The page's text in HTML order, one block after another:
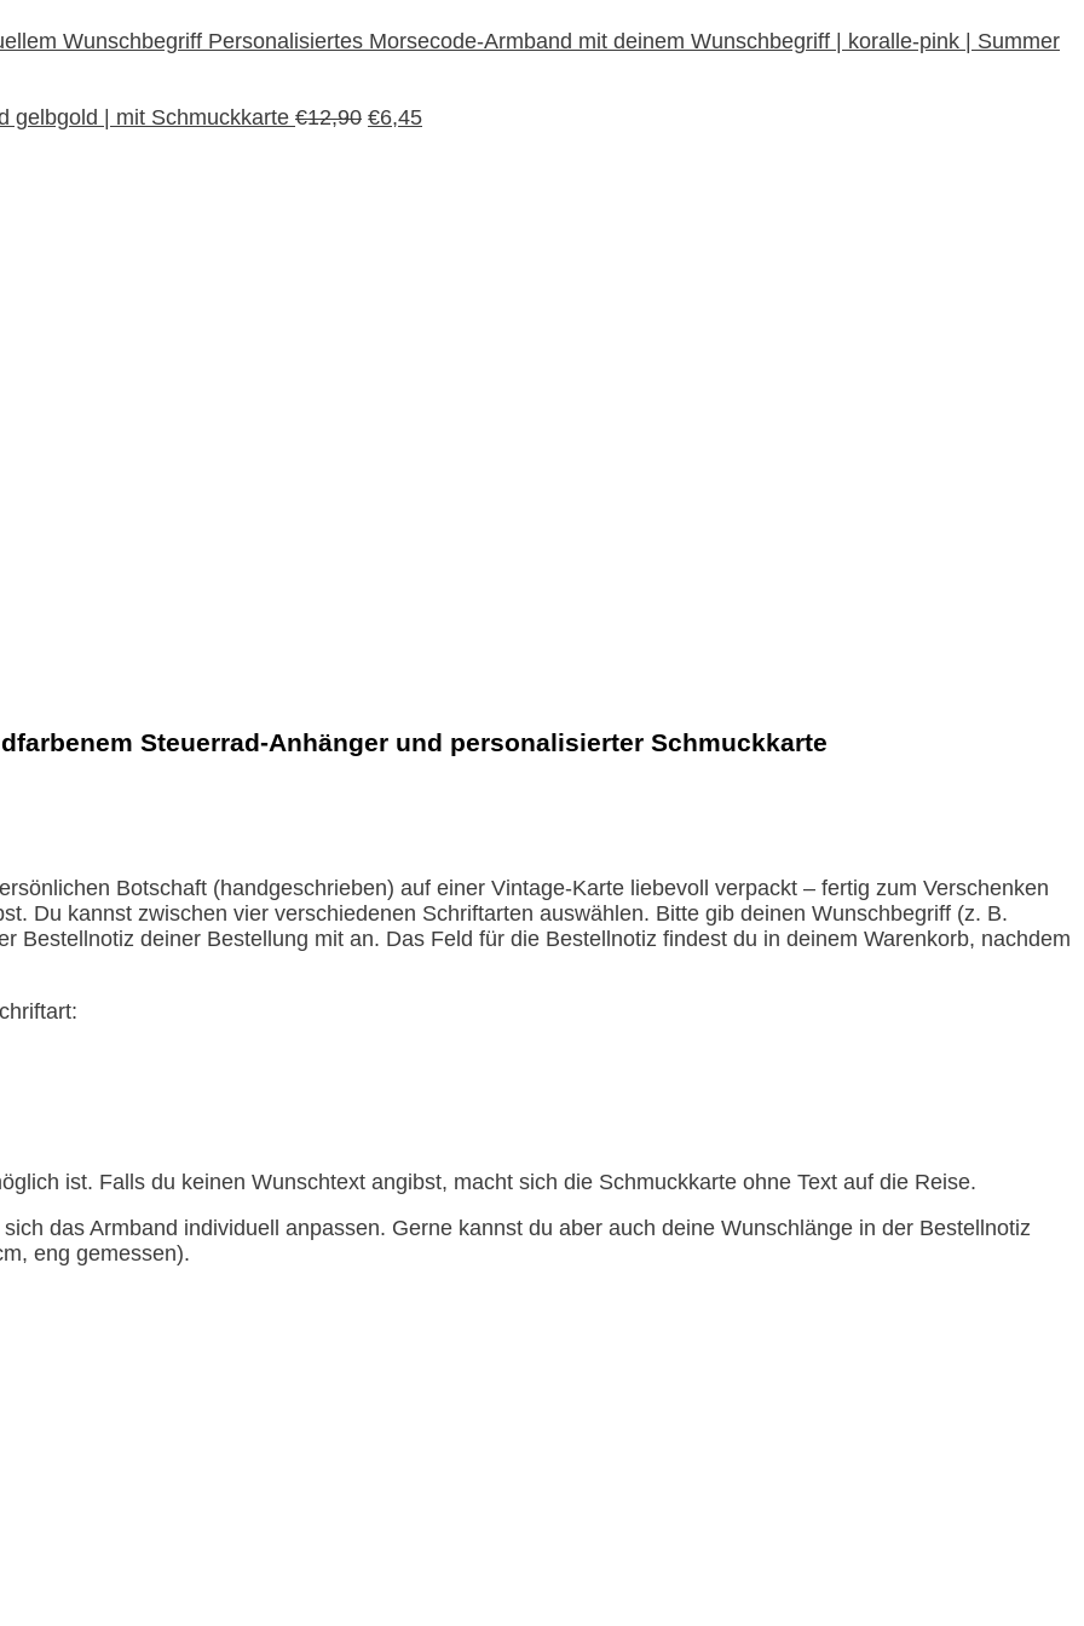
Personalisiertes Morsecode-Armband mit deinem Wunschbegriff | koralle-pink | Summer
gelbgold | mit Schmuckkarte €12,90 €6,45
Steuerrad-Anhänger und personalisierter Schmuckkarte
Botschaft (handgeschrieben) auf einer Vintage-Karte liebevoll verpackt – fertig zum Verschenken
Du kannst zwischen vier verschiedenen Schriftarten auswählen. Bitte gib deinen Wunschbegriff (z. B.
Bestellnotiz deiner Bestellung mit an. Das Feld für die Bestellnotiz findest du in deinem Warenkorb, nachdem
ist. Falls du keinen Wunschtext angibst, macht sich die Schmuckkarte ohne Text auf die Reise.
das Armband individuell anpassen. Gerne kannst du aber auch deine Wunschlänge in der Bestellnotiz
eng gemessen).